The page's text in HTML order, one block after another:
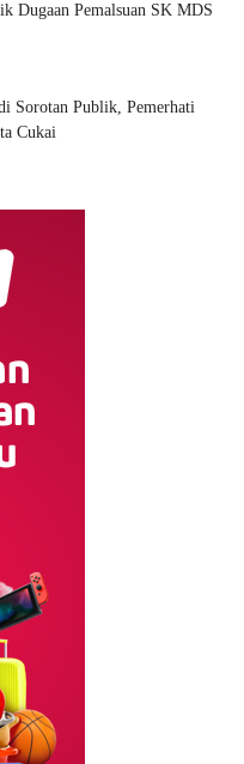
Dugaan Pemalsuan SK MDS
Sorotan Publik, Pemerhati
Cukai